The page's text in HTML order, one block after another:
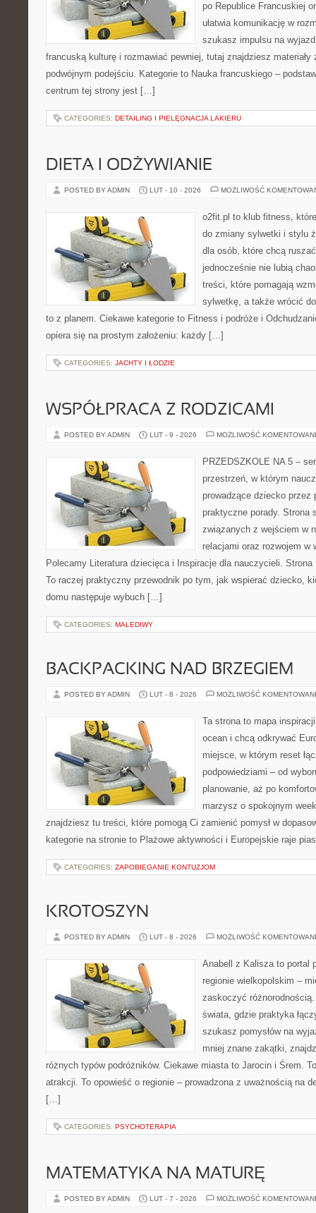
po Republice Francuskiej
ułatwia komunikację w
szukasz impulsu na
francuską kulturę i rozmawiać pewniej, tutaj znajdziesz materiały
podwójnym podejściu. Kategorie to Nauka francuskiego –
centrum tej strony jest […]
CATEGORIES: DETAILING I PIELĘGNACJA LAKIERU
DIETA I ODŻYWIANIE
POSTED BY ADMIN LUT - 10 - 2026 MOŻLIWOŚĆ
o2fit.pl to klub fitness,
do zmiany sylwetki i stylu
dla osób, które chcą
jednocześnie nie lubią
treści, które pomagają
sylwetkę, a także wrócić
to z planem. Ciekawe kategorie to Fitness i podróże i
opiera się na prostym założeniu: każdy […]
CATEGORIES: JACHTY I ŁODZIE
WSPÓŁPRACA Z RODZICAMI
POSTED BY ADMIN LUT - 9 - 2026 MOŻLIWOŚĆ
PRZEDSZKOLE NA 5 –
przestrzeń, w którym
prowadzące dziecko przez
praktyczne porady. Strona
związanych z wejściem w
relacjami oraz rozwojem w
Polecamy Literatura dziecięca i Inspiracje dla nauczycieli.
To raczej praktyczny przewodnik po tym, jak wspierać dziecko,
domu następuje wybuch […]
CATEGORIES: MALEDIWY
BACKPACKING NAD BRZEGIEM
POSTED BY ADMIN LUT - 8 - 2026 MOŻLIWOŚĆ
Ta strona to mapa
ocean i chcą odkrywać
miejsce, w którym reset
podpowiedziami – od
planowanie, aż po
marzysz o spokojnym
znajdziesz tu treści, które pomogą Ci zamienić pomysł w
kategorie na stronie to Plażowe aktywności i Europejskie raje
CATEGORIES: ZAPOBIEGANIE KONTUZJOM
KROTOSZYN
POSTED BY ADMIN LUT - 8 - 2026 MOŻLIWOŚĆ
Anabell z Kalisza to portal
regionie wielkopolskim –
zaskoczyć
świata, gdzie praktyka
szukasz pomysłów na
mniej znane zakątki,
różnych typów podróżników. Ciekawe miasta to Jarocin i Śrem.
atrakcji. To opowieść o regionie – prowadzona z uważnością na
[…]
CATEGORIES: PSYCHOTERAPIA
MATEMATYKA NA MATURĘ
POSTED BY ADMIN LUT - 7 - 2026 MOŻLIWOŚĆ